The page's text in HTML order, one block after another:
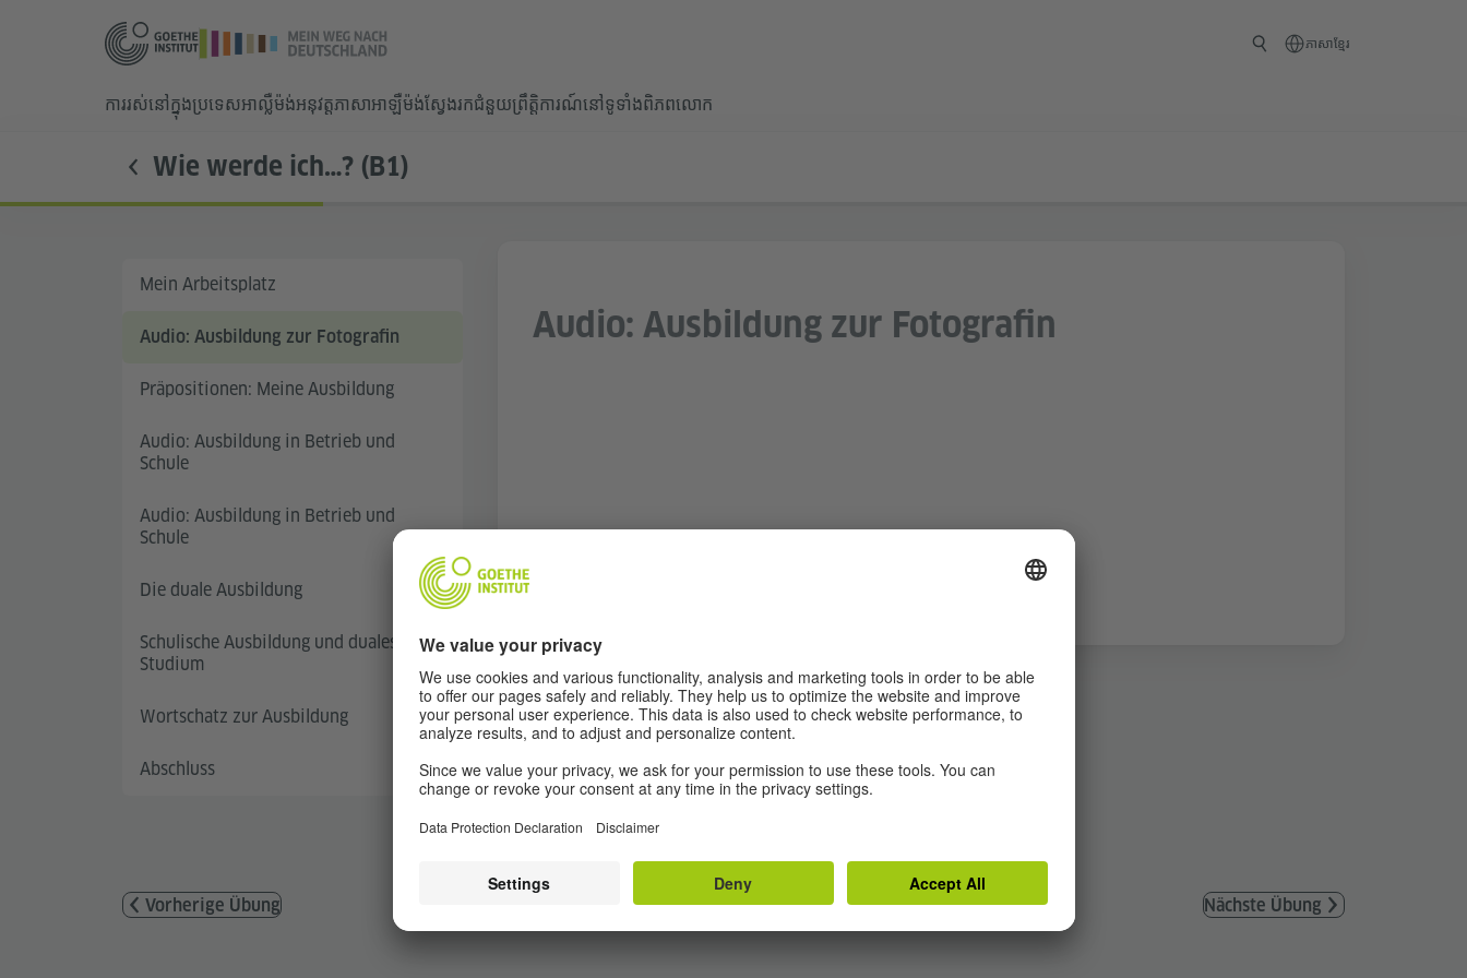
ភាសាខ្មែរ
ការរស់នៅក្នុងប្រទេសអាល្លឺម៉ង់អនុវត្តភាសាអាឡឺម៉ង់ស្វែងរកជំនួយព្រឹត្តិការណ៍នៅទូទាំងពិភពលោក
Wie werde ich…? (B1)
Mein Arbeitsplatz
Audio: Ausbildung zur Fotografin
Präpositionen: Meine Ausbildung
Audio: Ausbildung in Betrieb und
Schule
Audio: Ausbildung in Betrieb und
Schule
Die duale Ausbildung
Schulische Ausbildung und duales
Studium
Wortschatz zur Ausbildung
Abschluss
Audio: Ausbildung zur Fotografin
Vorherige Übung Nächste Übung